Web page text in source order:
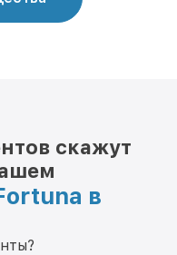
скажут
в